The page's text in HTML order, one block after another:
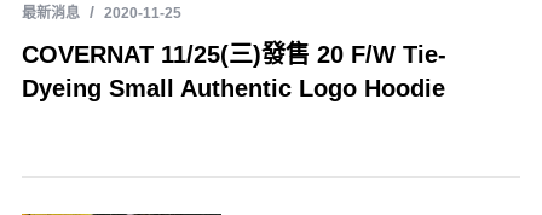
最新消息 2020-11-25
COVERNAT 11/25(三)發售 20 F/W Tie-
Dyeing Small Authentic Logo Hoodie